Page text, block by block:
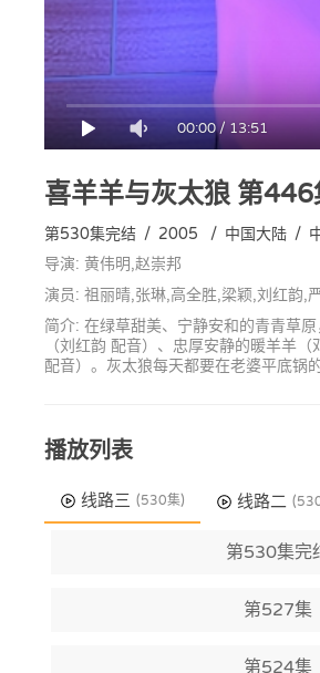
00:00/13:51
喜羊羊与灰太狼第446
第530集完结 / 2005 / 中国大陆 /
导演: 黄伟明,赵崇邦
演员: 祖丽晴,张琳,高全胜,梁颖,刘红韵,
简介: 在绿草甜美、宁静安和的青青草
（刘红韵 配音）、忠厚安静的暖羊羊
配音）。灰太狼每天都要在老婆平底锅
播放列表
线路三 (530集) 线路二
第530集完
第527集
第524集